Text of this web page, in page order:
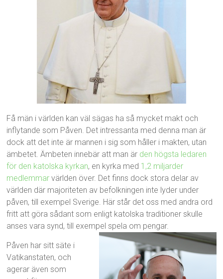
Få män i världen kan väl sägas ha så mycket makt och
inflytande som Påven. Det intressanta med denna man är
dock att det inte är mannen i sig som håller i makten, utan
ämbetet. Ämbeten innebär att man är den högsta ledaren
för den katolska kyrkan, en kyrka med 1,2 miljarder
medlemmar världen över. Det finns dock stora delar av
världen där majoriteten av befolkningen inte lyder under
påven, till exempel Sverige. Här står det oss med andra ord
fritt att göra sådant som enligt katolska traditioner skulle
anses vara synd, till exempel spela om pengar.
Påven har sitt säte i
Vatikanstaten, och
agerar även som